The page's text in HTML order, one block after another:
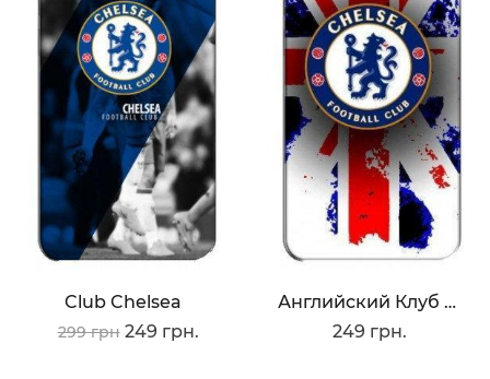
Club Chelsea
299 грн 249 грн.
Английский Клуб Челси
249 грн.